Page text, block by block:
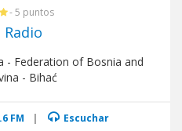
- 5 puntos
Radio
- Federation of Bosnia and
- Bihać
FM | Escuchar